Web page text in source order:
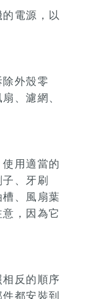
電源，以
外殼零
、濾網、
用適當的
、牙刷
、風扇葉
，因為它
反的順序
都安裝到